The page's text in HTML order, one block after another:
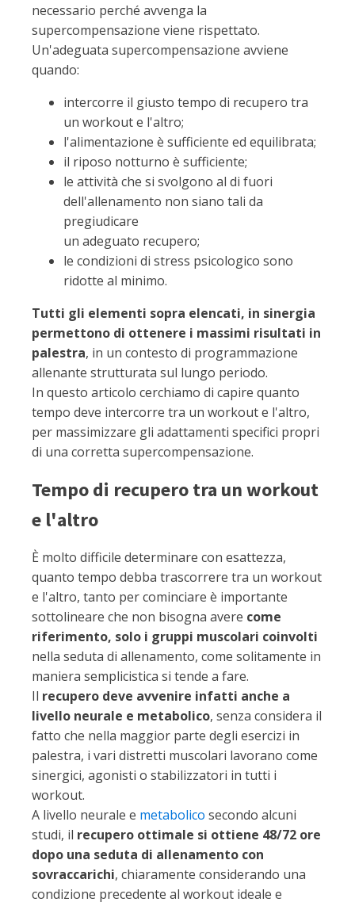
necessario perché avvenga la
supercompensazione viene rispettato.
Un'adeguata supercompensazione avviene
quando:
intercorre il giusto tempo di recupero tra
un workout e l'altro;
l'alimentazione è sufficiente ed equilibrata;
il riposo notturno è sufficiente;
le attività che si svolgono al di fuori
dell'allenamento non siano tali da
pregiudicare
un adeguato recupero;
le condizioni di stress psicologico sono
ridotte al minimo.
Tutti gli elementi sopra elencati, in sinergia
permettono di ottenere i massimi risultati in
palestra, in un contesto di programmazione
allenante strutturata sul lungo periodo.
In questo articolo cerchiamo di capire quanto
tempo deve intercorre tra un workout e l'altro,
per massimizzare gli adattamenti specifici propri
di una corretta supercompensazione.
Tempo di recupero tra un workout
e l'altro
È molto difficile determinare con esattezza,
quanto tempo debba trascorrere tra un workout
e l'altro, tanto per cominciare è importante
sottolineare che non bisogna avere come
riferimento, solo i gruppi muscolari coinvolti
nella seduta di allenamento, come solitamente in
maniera semplicistica si tende a fare.
Il recupero deve avvenire infatti anche a
livello neurale e metabolico, senza considera il
fatto che nella maggior parte degli esercizi in
palestra, i vari distretti muscolari lavorano come
sinergici, agonisti o stabilizzatori in tutti i
workout.
A livello neurale e metabolico secondo alcuni
studi, il recupero ottimale si ottiene 48/72 ore
dopo una seduta di allenamento con
sovraccarichi, chiaramente considerando una
condizione precedente al workout ideale e